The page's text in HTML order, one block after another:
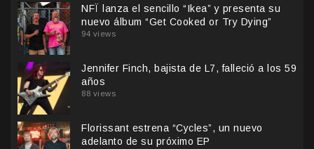
NFÏ lanza el sencillo “Ikea” y presenta su
nuevo álbum “Get Cooked or Try Dying”
94 views
Jennifer Finch, bajista de L7, falleció a los 59
años
88 views
Florissant estrena “Cycles”, un nuevo
adelanto de su próximo EP